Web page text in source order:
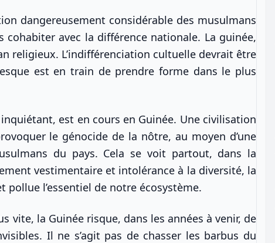
dangereusement considérable des musulmans
avec la différence nationale. La guinée,
religieux. L’indifférenciation cultuelle devrait être
est en train de prendre forme dans le plus
est en cours en Guinée. Une civilisation
le génocide de la nôtre, au moyen d’une
du pays. Cela se voit partout, dans la
vestimentaire et intolérance à la diversité, la
l’essentiel de notre écosystème.
vite, la Guinée risque, dans les années à venir, de
Il ne s’agit pas de chasser les barbus du